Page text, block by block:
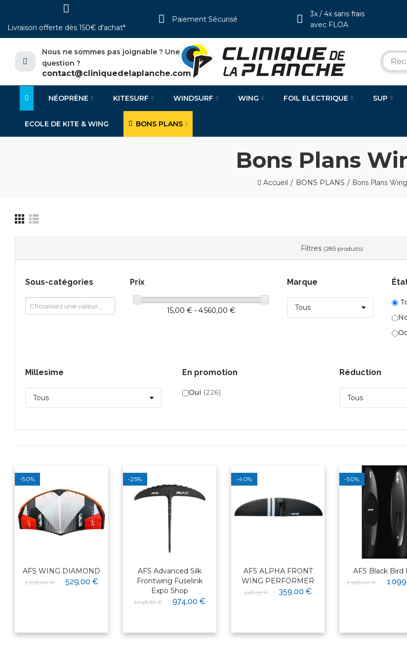
Livraison offerte dès 150€ d'achat*
Paiement Sécurisé
3x / 4x sans frais
avec FLOA
Nous ne sommes pas joignable ? Une
question ?
contact@cliniquedelaplanche.com
NÉOPRÈNE KITESURF WINDSURF WING FOIL ELECTRIQUE SUP
ECOLE DE KITE & WING BONS PLANS
Bons Plans
Accueil BONS PLANS Bons Plans Wing
Filtres (285 produits)
Sous-catégories Prix
15,00 € - 4 560,00 €
Marque
Millesime En promotion
Oui (226)
Réduction
-50%
AFS WING DIAMOND
1 058,00 € 529,00 €
-25%
AFS Advanced Silk
Frontwing Fuselink
Expo Shop
1 298,67 € 974,00 €
-40%
AFS ALPHA FRONT
WING PERFORMER
598,33 € 359,00 €
-50%
AFS Black Bird
2 198,00 € 1